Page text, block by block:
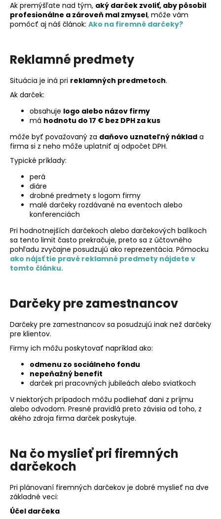
Ak premýšľate nad tým, aký darček zvoliť, aby pôsobil
profesionálne a zároveň mal zmysel, môže vám
pomôcť aj náš článok: Ako na firemné darčeky?
Reklamné predmety
Situácia je iná pri reklamných predmetoch.
Ak darček:
obsahuje logo alebo názov firmy
má hodnotu do 17 € bez DPH za kus
môže byť považovaný za daňovo uznateľný náklad a
firma si z neho môže uplatniť aj odpočet DPH.
Typické príklady:
perá
diáre
drobné predmety s logom firmy
malé darčeky rozdávané na eventoch alebo
konferenciách
Pri hodnotnejších darčekoch alebo darčekových balíkoch
sa tento limit často prekračuje, preto sa z účtovného
pohľadu zvyčajne posudzujú ako reprezentácia. Pômocku
ako nájsť tie pravé reklamné predmety nájdete v
tomto článku.
Darčeky pre zamestnancov
Darčeky pre zamestnancov sa posudzujú inak než darčeky
pre klientov.
Firmy ich môžu poskytovať napríklad ako:
odmenu zo sociálneho fondu
nepeňažný benefit
darček pri pracovných jubileách alebo sviatkoch
V niektorých prípadoch môžu podliehať dani z príjmu
alebo odvodom. Presné pravidlá preto závisia od toho, z
akého zdroja firma darček poskytuje.
Na čo myslieť pri firemných
darčekoch
Pri plánovaní firemných darčekov je dobré myslieť na dve
základné veci:
Účel darčeka